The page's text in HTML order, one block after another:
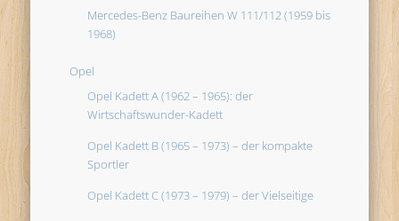
Mercedes-Benz Baureihen W 111/112 (1959 bis
1968)
Opel
Opel Kadett A (1962 – 1965): der
Wirtschaftswunder-Kadett
Opel Kadett B (1965 – 1973) – der kompakte
Sportler
Opel Kadett C (1973 – 1979) – der Vielseitige